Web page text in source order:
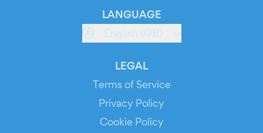
LANGUAGE
English (GB)
LEGAL
Terms of Service
Privacy Policy
Cookie Policy